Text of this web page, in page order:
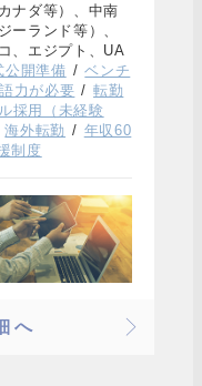
ナダ等）、中南
ーランド等）、
、エジプト、UA
公開準備
ベンチ
力が必要
転勤
採用（未経験
海外転勤
年収60
制度
へ